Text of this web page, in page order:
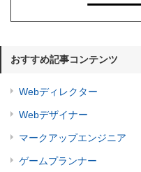
おすすめ記事コンテンツ
Webディレクター
Webデザイナー
マークアップエンジニア
ゲームプランナー